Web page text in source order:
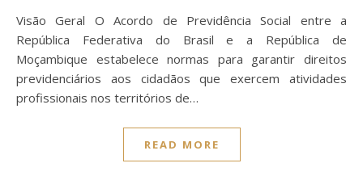
Visão Geral O Acordo de Previdência Social entre a
República Federativa do Brasil e a República de
Moçambique estabelece normas para garantir direitos
previdenciários aos cidadãos que exercem atividades
profissionais nos territórios de…
READ MORE